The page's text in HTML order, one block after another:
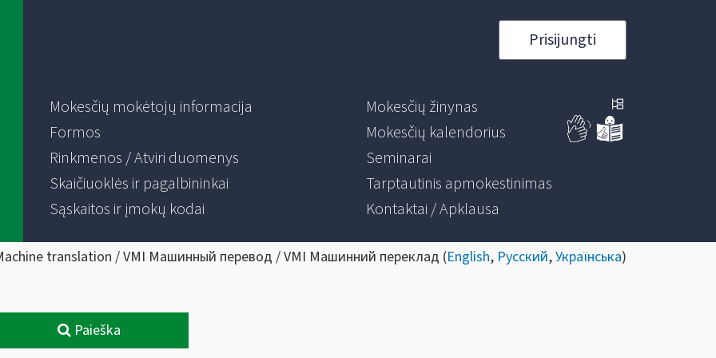
Prisijungti
Mokesčių mokėtojų informacija
Formos
Rinkmenos / Atviri duomenys
Skaičiuoklės ir pagalbininkai
Sąskaitos ir įmokų kodai
Mokesčių žinynas
Mokesčių kalendorius
Seminarai
Tarptautinis apmokestinimas
Kontaktai / Apklausa
translation / VMI Машинный перевод / VMI Машинний переклад (English, Русский,Українська)
Paieška